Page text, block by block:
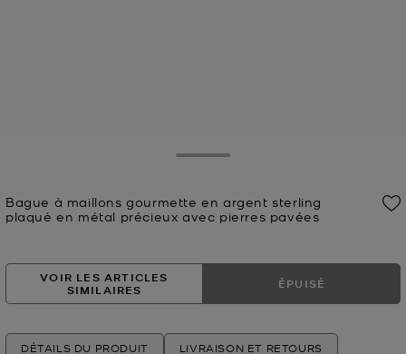
Bague à maillons gourmette en argent sterling
plaqué en métal précieux avec pierres pavées
VOIR LES ARTICLES
SIMILAIRES
ÉPUISÉ
DÉTAILS DU PRODUIT LIVRAISON ET RETOURS